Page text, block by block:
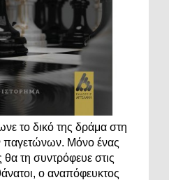
το δικό της δράμα στη
παγετώνων. Μόνο ένας
τη συντρόφευε στις
ο αναπόφευκτος